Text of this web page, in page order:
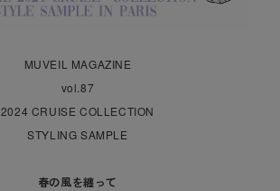
MUVEIL MAGAZINE
vol.87
2024 CRUISE COLLECTION
STYLING SAMPLE
春の風を纏って